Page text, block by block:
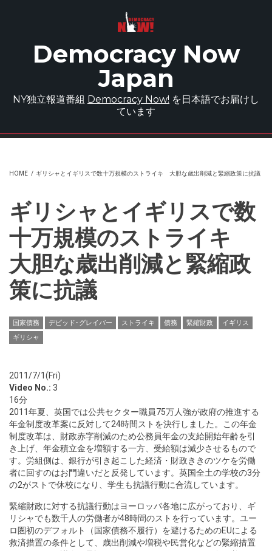
Democracy Now
Japan
NY独立報道番組 Democracy Now! を日本語でお届けし
ています
HOME / ギリシャとイギリスで数十万規模のストライキ 大胆な歳出削減と緊縮政策に抗議
ギリシャとイギリスで数
十万規模のストライキ
大胆な歳出削減と緊縮政
策に抗議
国家債務 デビッド･グレイバー ストライキ 債務 緊縮財政
イギリス
ギリシャ
2011/7/1(Fri)
Video No.: 3
16分
2011年夏、英国では公共セクター職員75万人強が政府の推進する
年金制度改革案に反対して24時間ストを決行しました。この年金
制度改革は、財政赤字削減のため公務員年金の支給開始年齢を引
き上げ、年金積立金を増額する一方、受給額は減少させるもので
す。労組側は、銀行が引き起こした経済・財政ききのツケを労働
者に回すのはお門違いだと反発しています。英国全土の学校の3分
の2がストで休校になり、学生も抗議行動に合流しています。
緊縮財政に対する抗議行動はヨーロッパ各地に広がっており、ギ
リシャでも数千人の労働者が48時間のストを行っています。ユー
ロ圏初のデフォルト（国家債務不履行）を避けるためのEUによる
救済措置の条件として、歳出削減や増税や民営化などの緊縮措置